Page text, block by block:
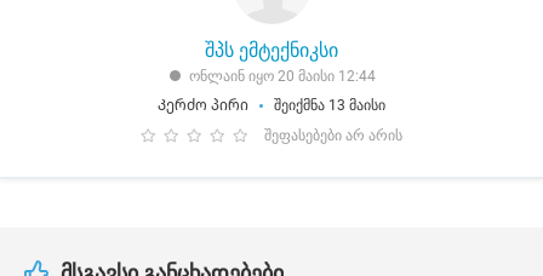
შპს ემტექნიკსი
ონლაინ იყო 20 მაისი 12:44
Კერძო პირი
შეიქმნა 13 მაისი
შეფასებები არ არის